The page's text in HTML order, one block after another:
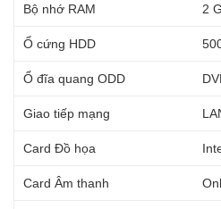
Bộ nhớ RAM 2
Ổ cứng HDD
Ổ đĩa quang ODD
Giao tiếp mạng
Card Đồ họa
Card Âm thanh